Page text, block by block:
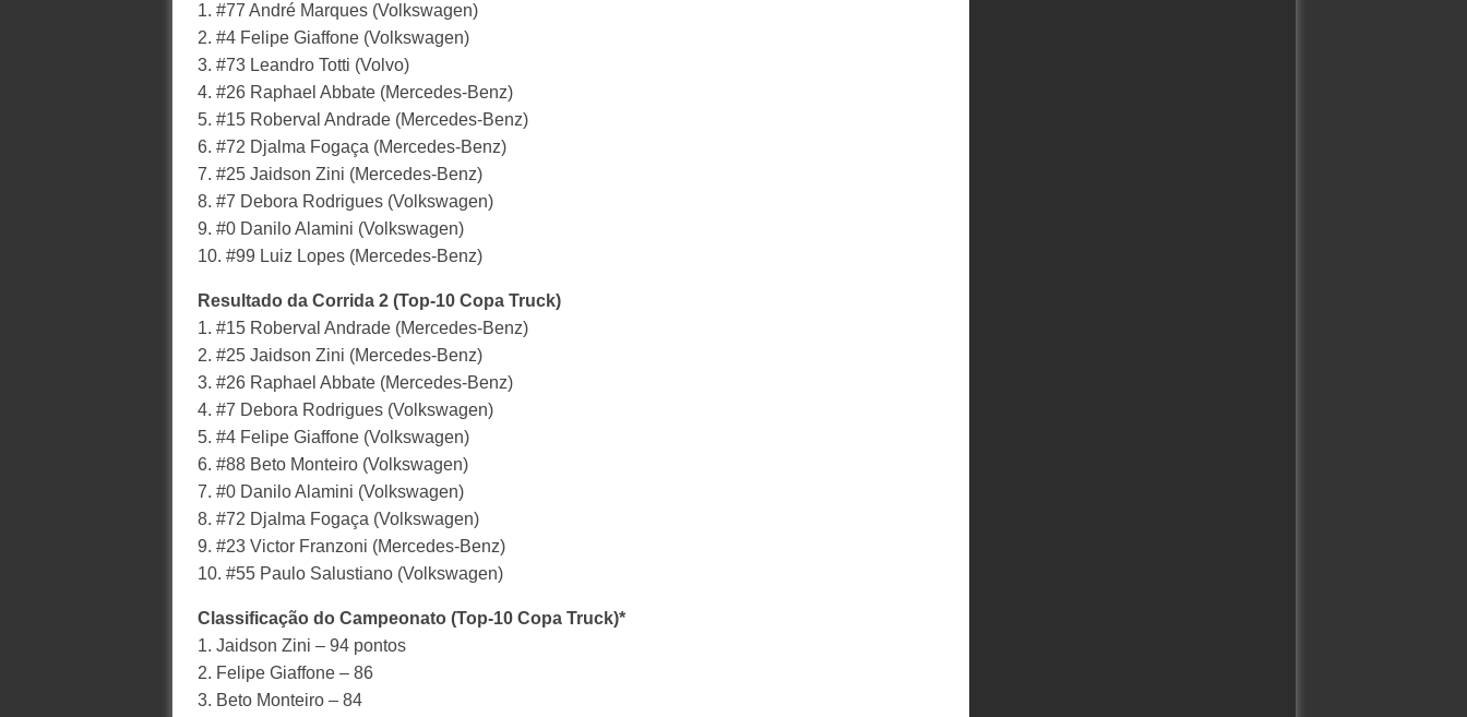
1. #77 André Marques (Volkswagen)
2. #4 Felipe Giaffone (Volkswagen)
3. #73 Leandro Totti (Volvo)
4. #26 Raphael Abbate (Mercedes-Benz)
5. #15 Roberval Andrade (Mercedes-Benz)
6. #72 Djalma Fogaça (Mercedes-Benz)
7. #25 Jaidson Zini (Mercedes-Benz)
8. #7 Debora Rodrigues (Volkswagen)
9. #0 Danilo Alamini (Volkswagen)
10. #99 Luiz Lopes (Mercedes-Benz)
Resultado da Corrida 2 (Top-10 Copa Truck)
1. #15 Roberval Andrade (Mercedes-Benz)
2. #25 Jaidson Zini (Mercedes-Benz)
3. #26 Raphael Abbate (Mercedes-Benz)
4. #7 Debora Rodrigues (Volkswagen)
5. #4 Felipe Giaffone (Volkswagen)
6. #88 Beto Monteiro (Volkswagen)
7. #0 Danilo Alamini (Volkswagen)
8. #72 Djalma Fogaça (Volkswagen)
9. #23 Victor Franzoni (Mercedes-Benz)
10. #55 Paulo Salustiano (Volkswagen)
Classificação do Campeonato (Top-10 Copa Truck)*
1. Jaidson Zini – 94 pontos
2. Felipe Giaffone – 86
3. Beto Monteiro – 84